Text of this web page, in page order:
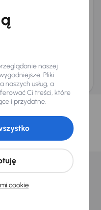
Holdings a.s., z siedzibą
przechowywać i przetwarzać
i przetwarzaniadanych
Ciebie
z naszej oferty. Kupimy
każdego dnia.
naszej
Pliki
naszych usług, a
Ci treści, które
i przydatne.
cookie